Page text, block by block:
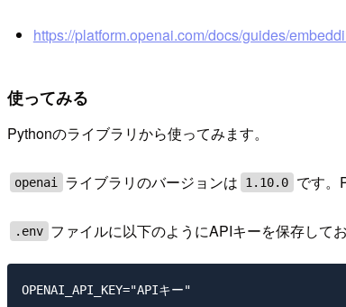
https://platform.openai.com/docs/guides/
使ってみる
Pythonのライブラリから使ってみます。
openai ライブラリのバージョンは 1.10.0 です。
.env ファイルに以下のようにAPIキーを保存してお